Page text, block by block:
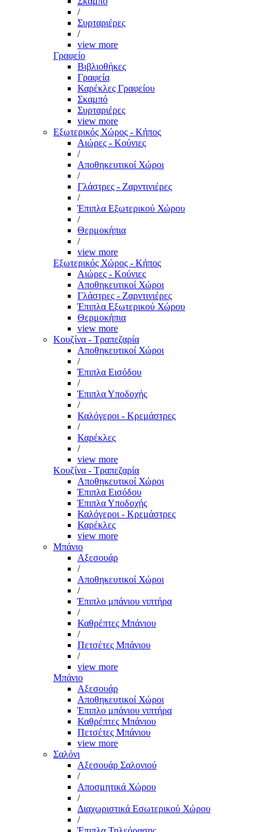
/
Συρταριέρες
/
view more
Γραφείο
Βιβλιοθήκες
Γραφεία
Καρέκλες Γραφείου
Σκαμπό
Συρταριέρες
view more
Εξωτερικός Χώρος - Κήπος
Αιώρες - Κούνιες
/
Αποθηκευτικοί Χώροι
/
Γλάστρες - Ζαρντινιέρες
/
Έπιπλα Εξωτερικού Χώρου
/
Θερμοκήπια
/
view more
Εξωτερικός Χώρος - Κήπος
Αιώρες - Κούνιες
Αποθηκευτικοί Χώροι
Γλάστρες - Ζαρντινιέρες
Έπιπλα Εξωτερικού Χώρου
Θερμοκήπια
view more
Κουζίνα - Τραπεζαρία
Αποθηκευτικοί Χώροι
/
Έπιπλα Εισόδου
/
Έπιπλα Υποδοχής
/
Καλόγεροι - Κρεμάστρες
/
Καρέκλες
/
view more
Κουζίνα - Τραπεζαρία
Αποθηκευτικοί Χώροι
Έπιπλα Εισόδου
Έπιπλα Υποδοχής
Καλόγεροι - Κρεμάστρες
Καρέκλες
view more
Μπάνιο
Αξεσουάρ
/
Αποθηκευτικοί Χώροι
/
Έπιπλο μπάνιου νιπτήρα
/
Καθρέπτες Μπάνιου
/
Πετσέτες Μπάνιου
/
view more
Μπάνιο
Αξεσουάρ
Αποθηκευτικοί Χώροι
Έπιπλο μπάνιου νιπτήρα
Καθρέπτες Μπάνιου
Πετσέτες Μπάνιου
view more
Σαλόνι
Αξεσουάρ Σαλονιού
/
Αποσμητικά Χώρου
/
Διαχωριστικά Εσωτερικού Χώρου
/